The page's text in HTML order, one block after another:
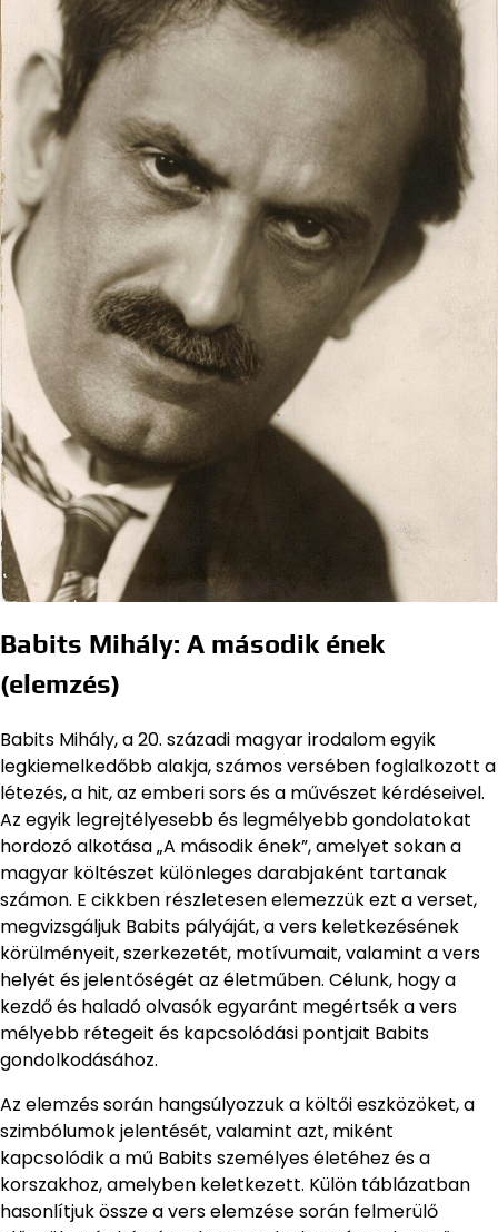
Babits Mihály: A második ének
(elemzés)
Babits Mihály, a 20. századi magyar irodalom egyik
legkiemelkedőbb alakja, számos versében foglalkozott a
létezés, a hit, az emberi sors és a művészet kérdéseivel.
Az egyik legrejtélyesebb és legmélyebb gondolatokat
hordozó alkotása „A második ének”, amelyet sokan a
magyar költészet különleges darabjaként tartanak
számon. E cikkben részletesen elemezzük ezt a verset,
megvizsgáljuk Babits pályáját, a vers keletkezésének
körülményeit, szerkezetét, motívumait, valamint a vers
helyét és jelentőségét az életműben. Célunk, hogy a
kezdő és haladó olvasók egyaránt megértsék a vers
mélyebb rétegeit és kapcsolódási pontjait Babits
gondolkodásához.
Az elemzés során hangsúlyozzuk a költői eszközöket, a
szimbólumok jelentését, valamint azt, miként
kapcsolódik a mű Babits személyes életéhez és a
korszakhoz, amelyben keletkezett. Külön táblázatban
hasonlítjuk össze a vers elemzése során felmerülő